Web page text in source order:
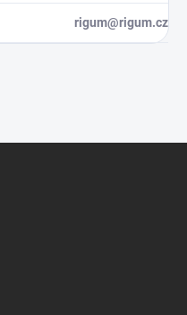
rigum@rigum.cz